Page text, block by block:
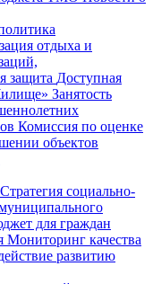
отдыха и
защита Доступная
Занятость
Комиссия по оценке
объектов
Стратегия социально-
для граждан
Мониторинг качества
развитию